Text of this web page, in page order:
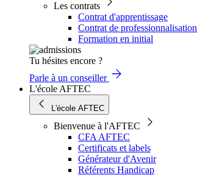
Les contrats
Contrat d'apprentissage
Contrat de professionnalisation
Formation en initial
Tu hésites encore ?
Parle à un conseiller
L'école AFTEC
L'école AFTEC
Bienvenue à l'AFTEC
CFA AFTEC
Certificats et labels
Générateur d'Avenir
Référents Handicap